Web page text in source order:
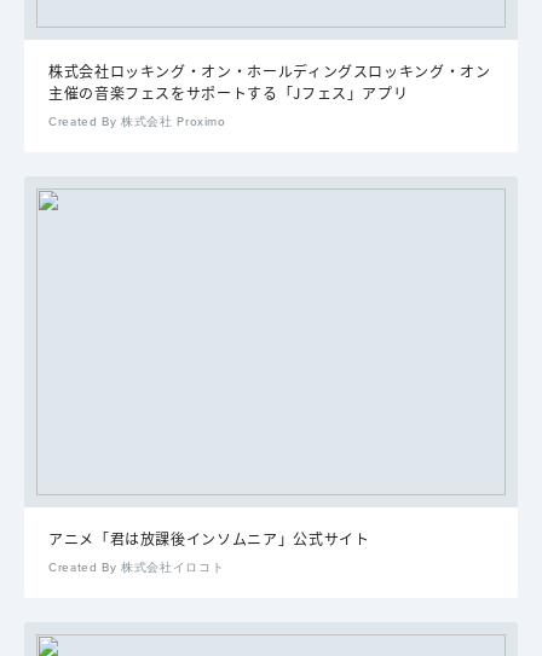
株式会社ロッキング・オン・ホールディングスロッキング・オン
主催の音楽フェスをサポートする「Jフェス」アプリ
Created By 株式会社 Proximo
アニメ「君は放課後インソムニア」公式サイト
Created By 株式会社イロコト